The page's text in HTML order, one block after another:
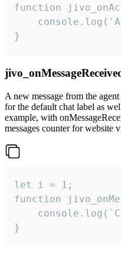
function
}
A new message from the
for the default chat label as
example, with
messages counter for website
let i = 1;
function
}